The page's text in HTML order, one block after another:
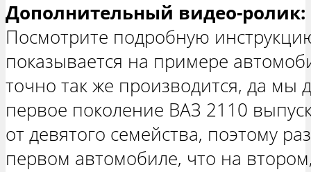
Дополнительный видео-ролик:
Посмотрите подробную
показывается на примере
точно так же производится, да
первое поколение ВАЗ 2110
от девятого семейства, поэтому
первом автомобиле, что на